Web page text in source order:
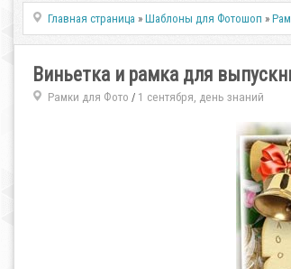
Главная страница »Шаблоны для Фотошоп »
Виньетка и рамка для
Рамки для Фото / 1 сентября, день знаний